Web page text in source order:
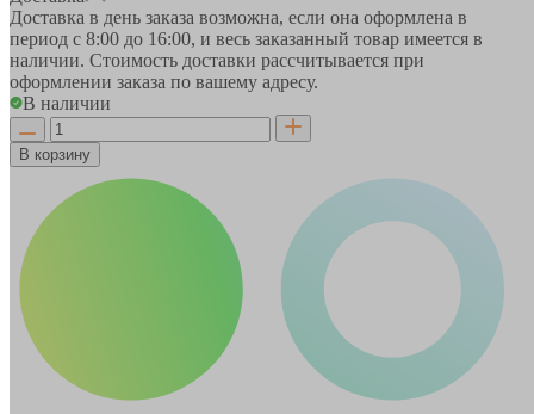
Доставка в день заказа возможна, если она оформлена в
период с 8:00 до 16:00, и весь заказанный товар имеется в
наличии. Стоимость доставки рассчитывается при
оформлении заказа по вашему адресу.
В наличии
В корзину